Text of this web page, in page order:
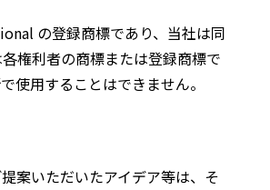
の登録商標であり、当社は同
権利者の商標または登録商標で
使用することはできません。
案いただいたアイデア等は、そ